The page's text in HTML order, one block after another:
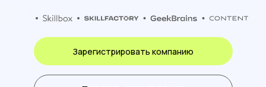
Зарегистрировать компанию